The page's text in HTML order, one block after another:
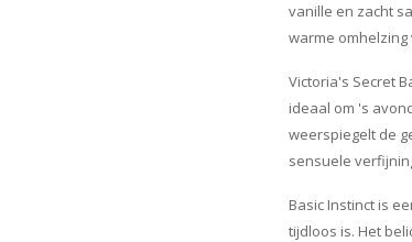
vanille en zacht
warme
Victoria's Secret
ideaal om 's
weerspiegelt de
sensuele
Basic Instinct is
tijdloos is. Het